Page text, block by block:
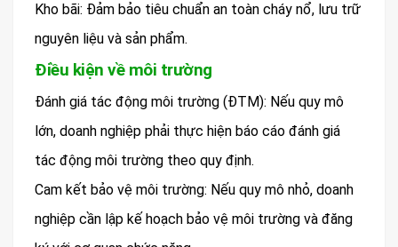
Kho bãi: Đảm bảo tiêu chuẩn an toàn cháy nổ, lưu trữ
nguyên liệu và sản phẩm.
Điều kiện về môi trường
Đánh giá tác động môi trường (ĐTM): Nếu quy mô
lớn, doanh nghiệp phải thực hiện báo cáo đánh giá
tác động môi trường theo quy định.
Cam kết bảo vệ môi trường: Nếu quy mô nhỏ, doanh
nghiệp cần lập kế hoạch bảo vệ môi trường và đăng